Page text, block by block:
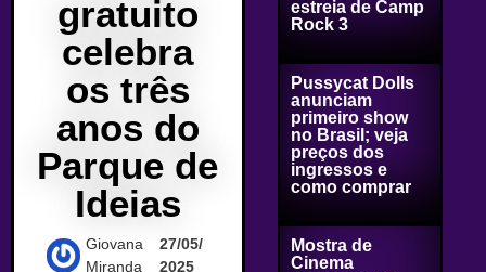
gratuito
celebra
os três
anos do
Parque de
Ideias
Giovana
Miranda
27/05/
2025
estreia de Camp
Rock 3
Pussycat Dolls
anunciam
primeiro show
no Brasil; veja
preços dos
ingressos e
como comprar
Mostra de
Cinema